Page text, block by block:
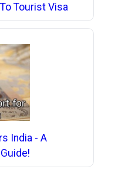
Tourist Visa
India - A